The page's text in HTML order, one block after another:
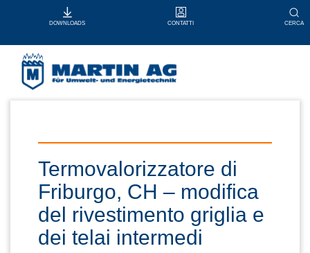
DOWNLOADS CONTATTI CERCA
Termovalorizzatore di
Friburgo, CH – modifica
del rivestimento griglia e
dei telai intermedi